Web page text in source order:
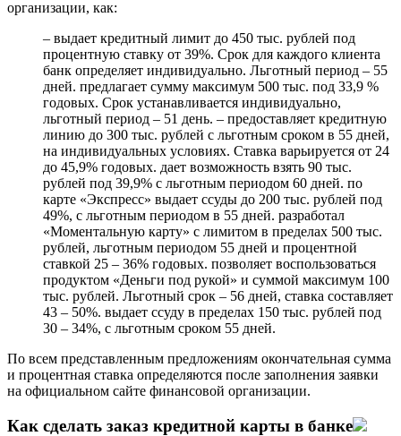
организации, как:
– выдает кредитный лимит до 450 тыс. рублей под
процентную ставку от 39%. Срок для каждого клиента
банк определяет индивидуально. Льготный период – 55
дней. предлагает сумму максимум 500 тыс. под 33,9 %
годовых. Срок устанавливается индивидуально,
льготный период – 51 день. – предоставляет кредитную
линию до 300 тыс. рублей с льготным сроком в 55 дней,
на индивидуальных условиях. Ставка варьируется от 24
до 45,9% годовых. дает возможность взять 90 тыс.
рублей под 39,9% с льготным периодом 60 дней. по
карте «Экспресс» выдает ссуды до 200 тыс. рублей под
49%, с льготным периодом в 55 дней. разработал
«Моментальную карту» с лимитом в пределах 500 тыс.
рублей, льготным периодом 55 дней и процентной
ставкой 25 – 36% годовых. позволяет воспользоваться
продуктом «Деньги под рукой» и суммой максимум 100
тыс. рублей. Льготный срок – 56 дней, ставка составляет
43 – 50%. выдает ссуду в пределах 150 тыс. рублей под
30 – 34%, с льготным сроком 55 дней.
По всем представленным предложениям окончательная сумма
и процентная ставка определяются после заполнения заявки
на официальном сайте финансовой организации.
Как сделать заказ кредитной карты в банке